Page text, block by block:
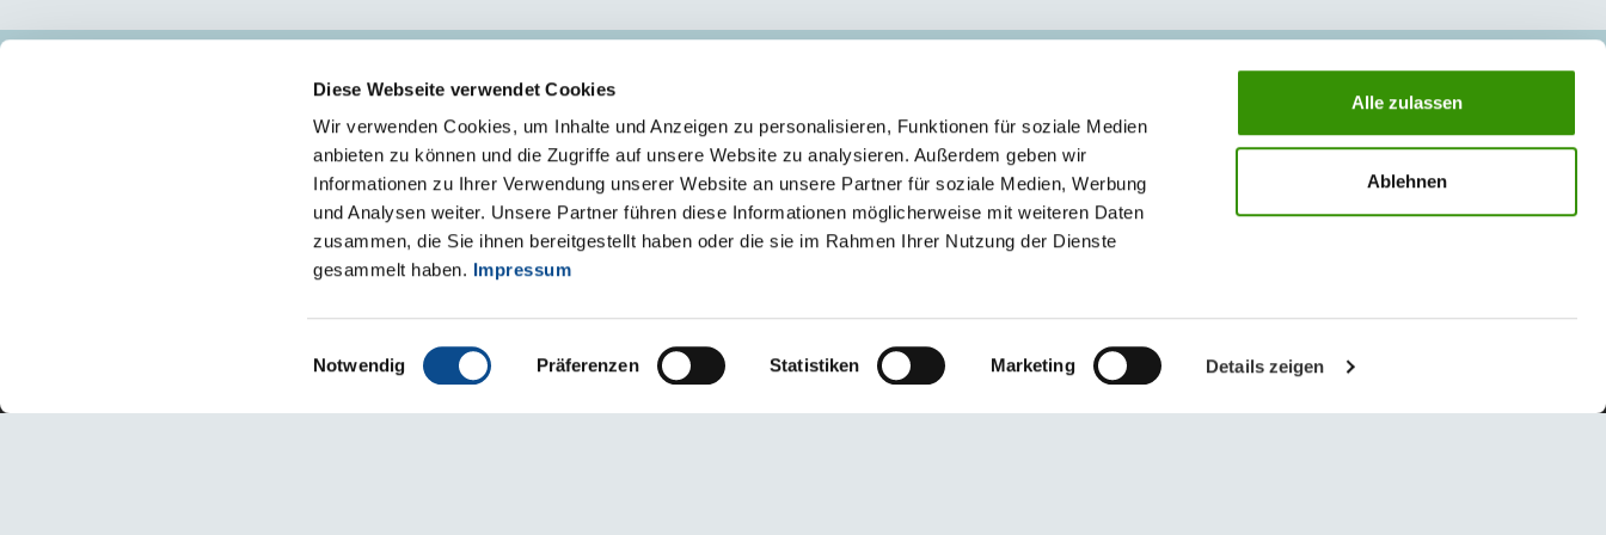
Diese Webseite verwendet Cookies
Wir verwenden Cookies, um Inhalte und Anzeigen zu personalisieren, Funktionen für soziale Medien
anbieten zu können und die Zugriffe auf unsere Website zu analysieren. Außerdem geben wir
Informationen zu Ihrer Verwendung unserer Website an unsere Partner für soziale Medien, Werbung
und Analysen weiter. Unsere Partner führen diese Informationen möglicherweise mit weiteren Daten
zusammen, die Sie ihnen bereitgestellt haben oder die sie im Rahmen Ihrer Nutzung der Dienste
gesammelt haben. Impressum
Einwilligungsauswahl
Notwendig Präferenzen Statistiken Marketing Details zeigen
Alle zulassen
Ablehnen
SIEDZIBA/ZAKŁAD I - OŚWIĘCIM ZAKŁAD II - SKIERNIEWICE
96-106 Skierniewice
ul. Fabryczna 80/82
s.klient @ austrotherm.pl
49-200 Grodków
ul. Wrocławska 64
g.klient@austrotherm
Deklaracja dostępności